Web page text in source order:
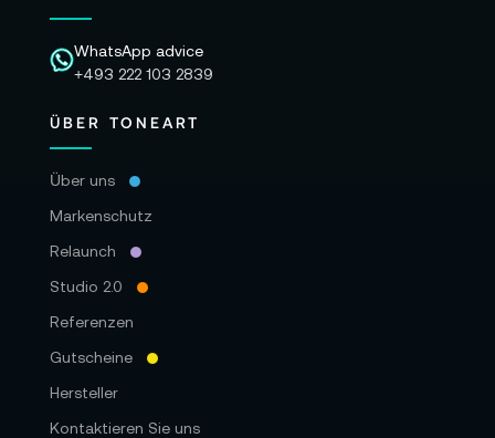
WhatsApp advice
+493 222 103 2839
ÜBER TONEART
Über uns
Markenschutz
Relaunch
Studio 2.0
Referenzen
Gutscheine
Hersteller
Kontaktieren Sie uns